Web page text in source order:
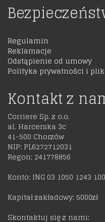
Regulamin
Reklamacje
Odstąpienie od umowy
Polityka prywatności i
Kontakt z
Corriere Sp. z o.o.
al. Harcerska 3c
41-500 Chorzów
NIP: PL6272712031
Regon: 241778856
Konto: ING 03 1050 1243
Kapitał zakładowy: 5000zł
Skontaktuj się z nami: